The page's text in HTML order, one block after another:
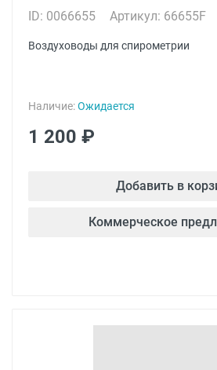
ID: 0066655 Артикул: 66655F
Воздуховоды для спирометрии
Наличие:Ожидается
1 200 ₽
Добавить в
Коммерческое